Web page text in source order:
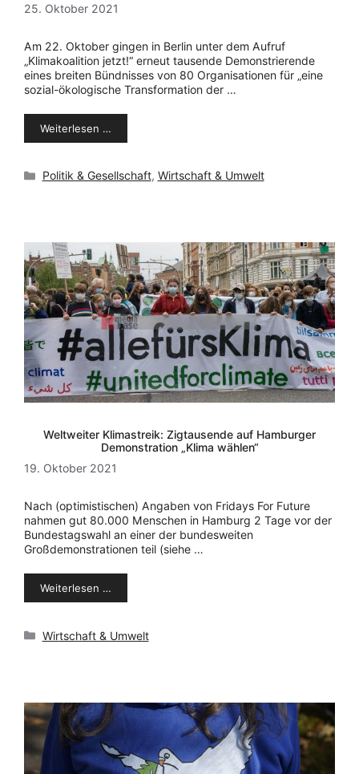
25. Oktober 2021
Am 22. Oktober gingen in Berlin unter dem Aufruf
„Klimakoalition jetzt!“ erneut tausende Demonstrierende
eines breiten Bündnisses von 80 Organisationen für „eine
sozial-ökologische Transformation der …
Weiterlesen …
Kategorien
Politik & Gesellschaft, Wirtschaft & Umwelt
Weltweiter Klimastreik: Zigtausende auf Hamburger
Demonstration „Klima wählen“
19. Oktober 2021
Nach (optimistischen) Angaben von Fridays For Future
nahmen gut 80.000 Menschen in Hamburg 2 Tage vor der
Bundestagswahl an einer der bundesweiten
Großdemonstrationen teil (siehe …
Weiterlesen …
Kategorien
Wirtschaft & Umwelt